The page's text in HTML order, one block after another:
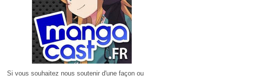
Si vous souhaitez nous soutenir d'une façon ou